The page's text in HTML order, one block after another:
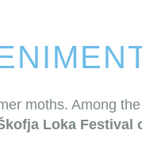
moths. Among
Loka Festival